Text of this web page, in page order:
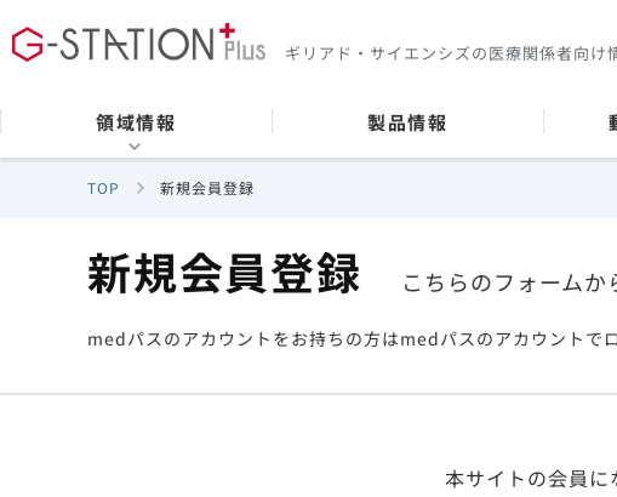
ギリアド・サイエンシズの医療関係者向け
領域情報 製品情報
TOP 新規会員登録
新規会員登録 こちらのフォームか
medパスのアカウントをお持ちの方はmedパスのアカウントで
本サイトの会員に